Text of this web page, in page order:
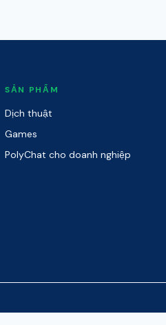
SẢN PHẨM
Dịch thuật
Games
PolyChat cho doanh nghiệp